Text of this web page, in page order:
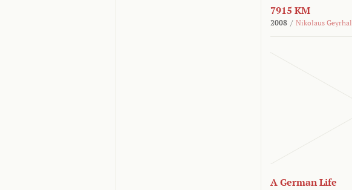
7915 KM
2008 / Nikolaus
A German Life